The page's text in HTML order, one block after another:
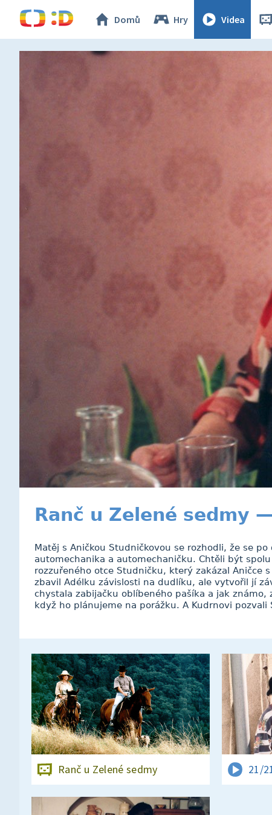
Domů Hry Videa
Ranč u Zelené sedmy
Matěj s Aničkou Studničkovou se rozhodli, že se
automechanika a automechaničku. Chtěli být
rozzuřeného otce Studničku, který zakázal Aničce
zbavil Adélku závislosti na dudlíku, ale vytvořil jí
chystala zabijačku oblíbeného pašíka a jak
když ho plánujeme na porážku. A Kudrnovi pozvali
Ranč u Zelené sedmy 21/